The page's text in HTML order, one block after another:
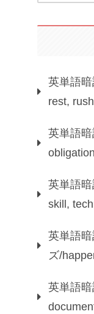
英単語
rest,
英単語
英単語
skill,
英単語
ズ/
英単語